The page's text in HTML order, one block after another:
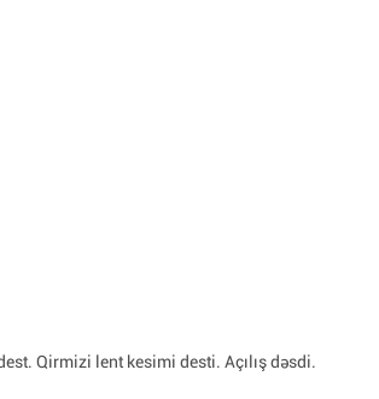
Qirmizi lent kesimi desti. Açılış dəsdi.